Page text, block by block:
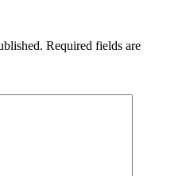
Required fields are